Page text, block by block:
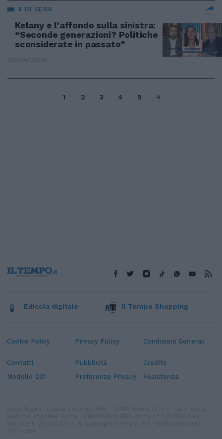
4 DI SERA
Kelany e l’affondo sulla sinistra:
“Seconde generazioni? Politiche
sconsiderate in passato”
20/05/2026
1 2 3 4 5
Cookie Policy Privacy Policy Condizioni Generali
Contatti Pubblicità
Credits
Modello 231
Preferenze Privacy Assistenza
Edicola digitale Il Tempo Shopping